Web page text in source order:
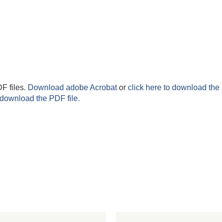
files. Download adobe Acrobator click here to download the
the PDF file.